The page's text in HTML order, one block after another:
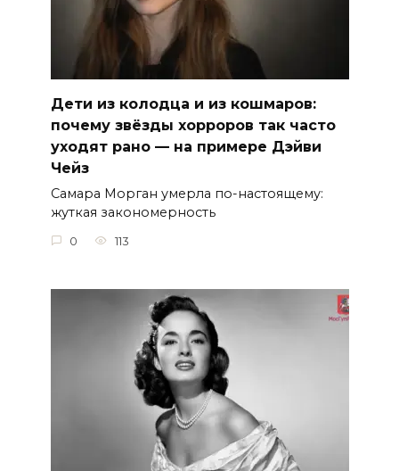
Дети из колодца и из кошмаров:
почему звёзды хорроров так часто
уходят рано — на примере Дэйви
Чейз
Самара Морган умерла по-настоящему:
жуткая закономерность
0 113